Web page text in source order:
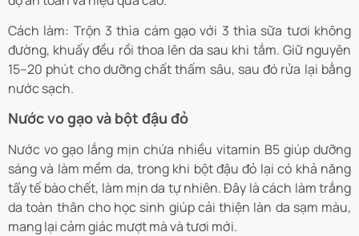
Cách làm: Trộn 3 thìa cám gạo với 3 thìa sữa tươi không
đường, khuấy đều rồi thoa lên da sau khi tắm. Giữ nguyên
15–20 phút cho dưỡng chất thấm sâu, sau đó rửa lại bằng
nước sạch.
Nước vo gạo và bột đậu đỏ
Nước vo gạo lắng mịn chứa nhiều vitamin B5 giúp dưỡng
sáng và làm mềm da, trong khi bột đậu đỏ lại có khả năng
tẩy tế bào chết, làm mịn da tự nhiên. Đây là cách làm trắng
da toàn thân cho học sinh giúp cải thiện làn da sạm màu,
mang lại cảm giác mượt mà và tươi mới.